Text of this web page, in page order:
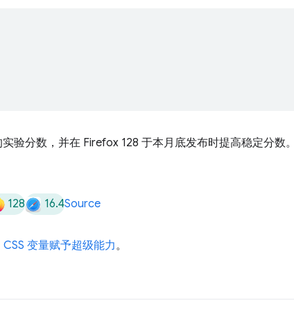
验分数，并在 Firefox 128 于本月底发布时提高稳定分数
128 16.4Source
变量赋予超级能力。